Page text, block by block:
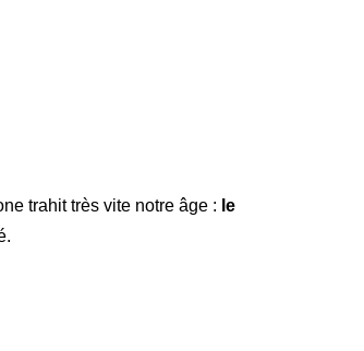
trahit très vite notre âge : le